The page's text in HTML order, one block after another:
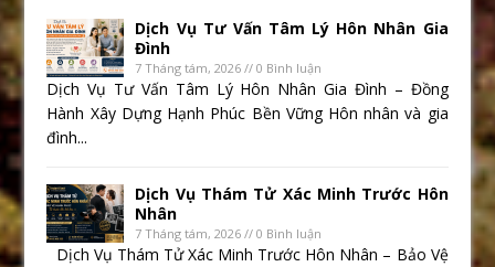
Dịch Vụ Tư Vấn Tâm Lý Hôn Nhân Gia
Đình
7 Tháng tám, 2026 // 0 Bình luận
Dịch Vụ Tư Vấn Tâm Lý Hôn Nhân Gia Đình – Đồng
Hành Xây Dựng Hạnh Phúc Bền Vững Hôn nhân và gia
đình...
Dịch Vụ Thám Tử Xác Minh Trước Hôn
Nhân
7 Tháng tám, 2026 // 0 Bình luận
Dịch Vụ Thám Tử Xác Minh Trước Hôn Nhân – Bảo Vệ